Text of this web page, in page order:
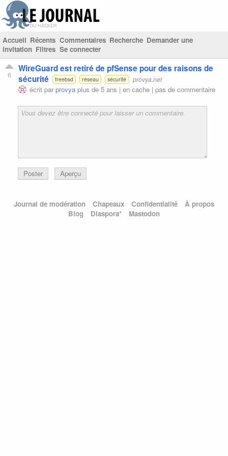
Accueil Récents Commentaires Recherche Demander une
invitation Filtres Se connecter
6
WireGuard est retiré de pfSense pour des raisons de
sécurité
freebsd réseau sécurité provya.net
écrit parprovya plus de 5 ans | en cache | pas de commentaire
Poster Aperçu
Journal de modération Chapeaux Confidentialité
À propos
Blog
Diaspora* Mastodon